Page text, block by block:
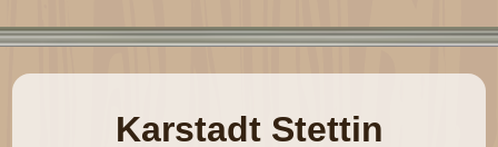
Karstadt Stettin